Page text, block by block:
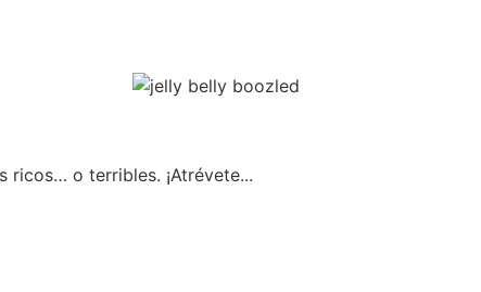
ricos… o terribles. ¡Atrévete...